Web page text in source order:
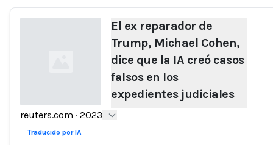
Loading...
El ex reparador de
Trump, Michael Cohen,
dice que la IA creó casos
falsos en los
expedientes judiciales
reuters.com · 2023
Traducido por IA